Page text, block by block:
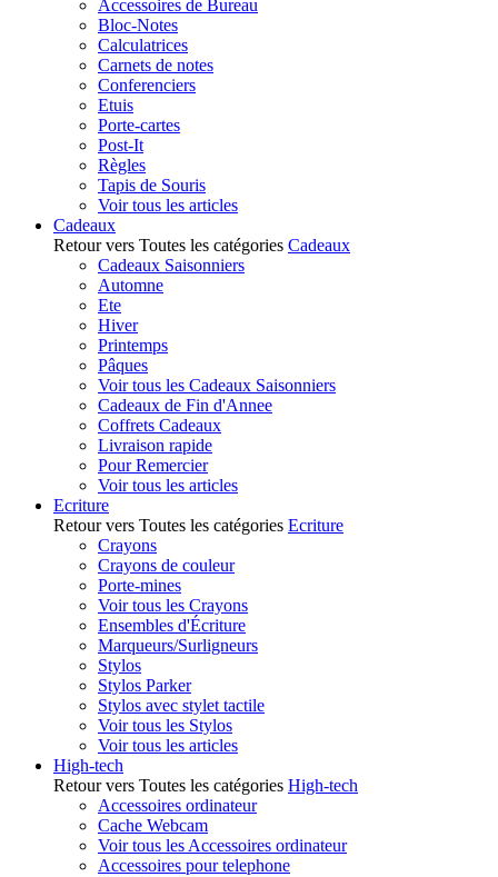
Accessoires de Bureau
Bloc-Notes
Calculatrices
Carnets de notes
Conferenciers
Etuis
Porte-cartes
Post-It
Règles
Tapis de Souris
Voir tous les articles
Cadeaux
Retour vers Toutes les catégories Cadeaux
Cadeaux Saisonniers
Automne
Ete
Hiver
Printemps
Pâques
Voir tous les Cadeaux Saisonniers
Cadeaux de Fin d'Annee
Coffrets Cadeaux
Livraison rapide
Pour Remercier
Voir tous les articles
Ecriture
Retour vers Toutes les catégories Ecriture
Crayons
Crayons de couleur
Porte-mines
Voir tous les Crayons
Ensembles d'Écriture
Marqueurs/Surligneurs
Stylos
Stylos Parker
Stylos avec stylet tactile
Voir tous les Stylos
Voir tous les articles
High-tech
Retour vers Toutes les catégories High-tech
Accessoires ordinateur
Cache Webcam
Voir tous les Accessoires ordinateur
Accessoires pour telephone